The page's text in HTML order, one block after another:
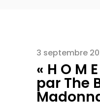
3 septembre
« H O M
par The